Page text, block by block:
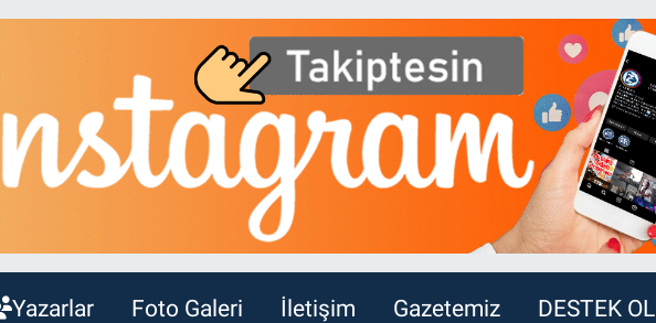
Yazarlar Foto Galeri İletişim Gazetemiz DESTEK OL